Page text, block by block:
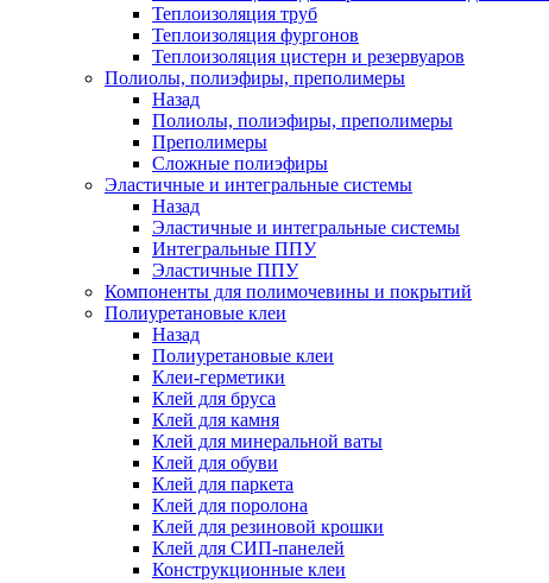
Теплоизоляция труб
Теплоизоляция фургонов
Теплоизоляция цистерн и резервуаров
Полиолы, полиэфиры, преполимеры
Назад
Полиолы, полиэфиры, преполимеры
Преполимеры
Сложные полиэфиры
Эластичные и интегральные системы
Назад
Эластичные и интегральные системы
Интегральные ППУ
Эластичные ППУ
Компоненты для полимочевины и покрытий
Полиуретановые клеи
Назад
Полиуретановые клеи
Клеи-герметики
Клей для бруса
Клей для камня
Клей для минеральной ваты
Клей для обуви
Клей для паркета
Клей для поролона
Клей для резиновой крошки
Клей для СИП-панелей
Конструкционные клеи